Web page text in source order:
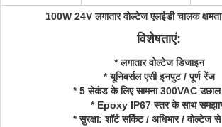
100W 24V लगातार वोल्टेज एलईडी चालक क्षमता
विशेषताएं:
* लगातार वोल्टेज डिजाइन
* यूनिवर्सल एसी इनपुट / पूर्ण रेंज
* 5 सेकंड के लिए सामना 300VAC
* Epoxy IP67 स्तर के साथ
* सुरक्षा: शॉर्ट सर्किट / अधिभार / वोल्टेज